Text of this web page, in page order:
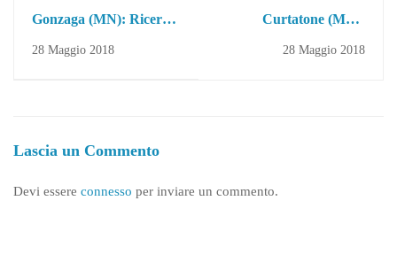
Gonzaga (MN): Ricerca
28 Maggio 2018
Curtatone (MN):
28 Maggio 2018
Lascia un Commento
Devi essere connesso per inviare un commento.